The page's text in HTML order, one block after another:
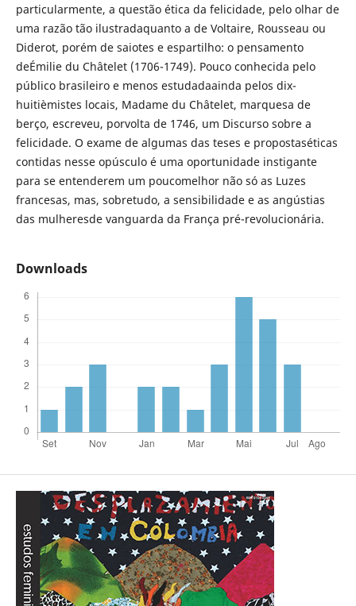
particularmente, a questão ética da felicidade, pelo olhar de
uma razão tão ilustradaquanto a de Voltaire, Rousseau ou
Diderot, porém de saiotes e espartilho: o pensamento
deÉmilie du Châtelet (1706-1749). Pouco conhecida pelo
público brasileiro e menos estudadaainda pelos dix-
huitièmistes locais, Madame du Châtelet, marquesa de
berço, escreveu, porvolta de 1746, um Discurso sobre a
felicidade. O exame de algumas das teses e propostaséticas
contidas nesse opúsculo é uma oportunidade instigante
para se entenderem um poucomelhor não só as Luzes
francesas, mas, sobretudo, a sensibilidade e as angústias
das mulheresde vanguarda da França pré-revolucionária.
Downloads